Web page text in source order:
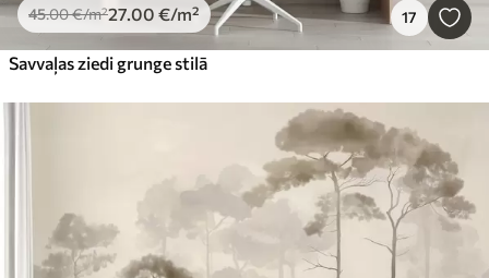
45.00€/m²27.00 €/m² 17
Savvaļas ziedi grunge stilā